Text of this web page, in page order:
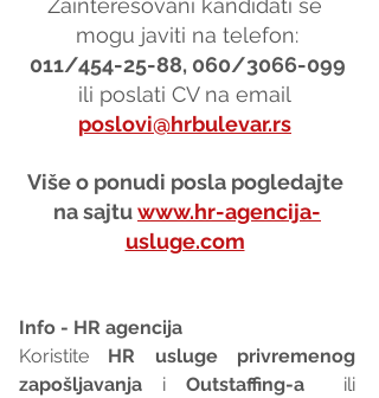
Zainteresovani kandidati se
mogu javiti na telefon:
011/454-25-88, 060/3066-099
ili poslati CV na email
poslovi@hrbulevar.rs
Više o ponudi posla pogledajte
na sajtu www.hr-agencija-
usluge.com
Info - HR agencija
Koristite HR usluge privremenog
zapošljavanja i Outstaffing-a
  ili